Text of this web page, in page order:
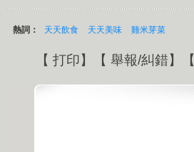
熱詞： 天天飲食 天天美味 雞米芽菜
【 打印】【 舉報/糾錯】【